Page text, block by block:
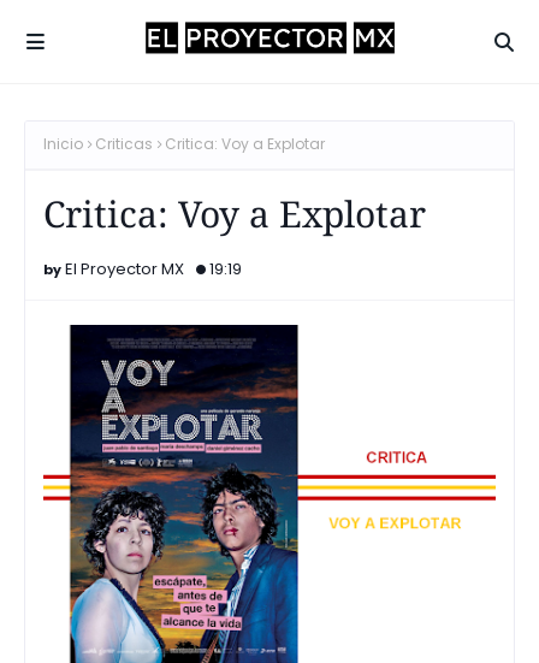
Inicio Criticas Critica: Voy a Explotar
Critica: Voy a Explotar
El Proyector MX 19:19